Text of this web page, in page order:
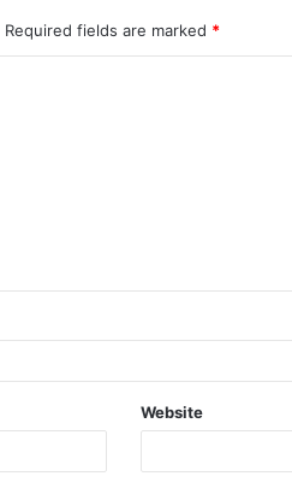
Required fields are marked *
Website